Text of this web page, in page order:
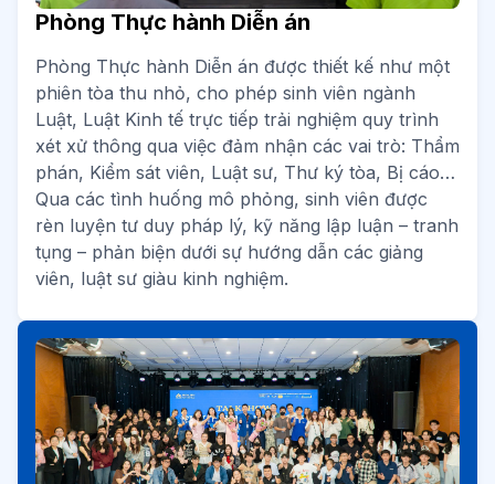
Phòng Thực hành Diễn án
Phòng Thực hành Diễn án được thiết kế như một
phiên tòa thu nhỏ, cho phép sinh viên ngành
Luật, Luật Kinh tế trực tiếp trải nghiệm quy trình
xét xử thông qua việc đảm nhận các vai trò: Thẩm
phán, Kiểm sát viên, Luật sư, Thư ký tòa, Bị cáo…
Qua các tình huống mô phỏng, sinh viên được
rèn luyện tư duy pháp lý, kỹ năng lập luận – tranh
tụng – phản biện dưới sự hướng dẫn các giảng
viên, luật sư giàu kinh nghiệm.